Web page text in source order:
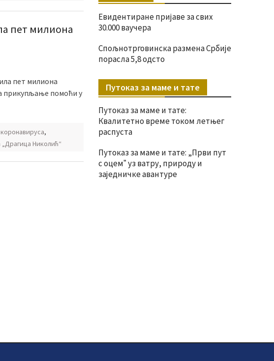
пет милиона
пет милиона
прикупљање помоћи у
,
Николић“
Евидентиране пријаве за свих
30.000 ваучера
Спољнотрговинска размена Србије
порасла 5,8 одсто
Путоказ за маме и тате
Путоказ за маме и тате:
Квалитетно време током летњег
распуста
Путоказ за маме и тате: „Први пут
с оцемˮ уз ватру, природу и
заједничке авантуре